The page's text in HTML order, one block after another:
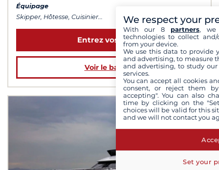
Équipage
Skipper, Hôtesse, Cuisinier...
Entrez vos dates
Voir le bateau
We respect your
With our 8 partners, we
technologies to collect
from your device.
We use this data to provide
and advertising, to measure
and advertising, to study
services.
You can accept all cookies
consent, or reject them
accepting". You can also
time by clicking on the
choices will be valid for this
and we will not contact you
Set your